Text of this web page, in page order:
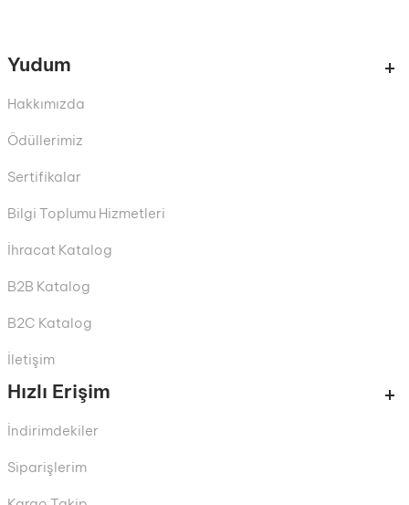
Yudum
Hakkımızda
Ödüllerimiz
Sertifikalar
Bilgi Toplumu Hizmetleri
İhracat Katalog
B2B Katalog
B2C Katalog
İletişim
Hızlı Erişim
İndirimdekiler
Siparişlerim